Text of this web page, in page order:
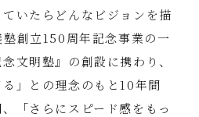
ていたらどんなビジョンを描
創立150周年記念事業の一
文明塾』の創設に携わり、
る」との理念のもと10年間
「さらにスピード感をもっ